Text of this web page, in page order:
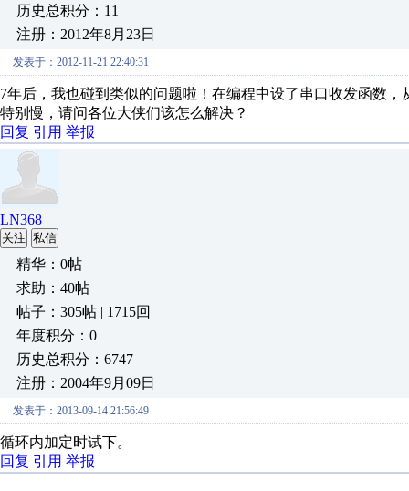
历史总积分：11
注册：2012年8月23日
发表于：2012-11-21 22:40:31
7年后，我也碰到类似的问题啦！在编程中设了串口收发函数
特别慢，请问各位大侠们该怎么解决？
回复 引用 举报
LN368
关注 私信
精华：0帖
求助：40帖
帖子：305帖 | 1715回
年度积分：0
历史总积分：6747
注册：2004年9月09日
发表于：2013-09-14 21:56:49
循环内加定时试下。
回复 引用 举报